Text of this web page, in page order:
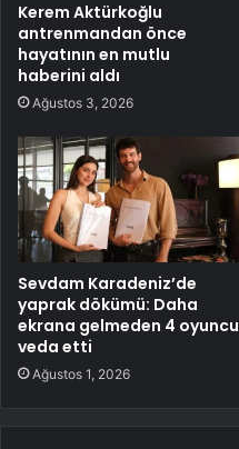
Kerem Aktürkoğlu
antrenmandan önce
hayatının en mutlu
haberini aldı
Ağustos 3, 2026
Sevdam Karadeniz’de
yaprak dökümü: Daha
ekrana gelmeden 4 oyuncu
veda etti
Ağustos 1, 2026